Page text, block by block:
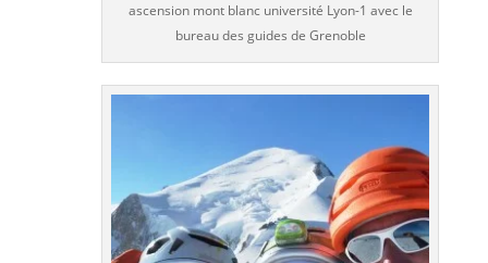
ascension mont blanc université Lyon-1 avec le
bureau des guides de Grenoble